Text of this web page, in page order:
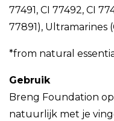
77491, CI 77492, CI
77891), Ultramarines
*from natural
Gebruik
Breng Foundation
natuurlijk met je